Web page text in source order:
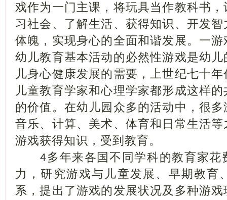
戏作为一门主课，将玩具当作教科书
习社会、了解生活、获得知识、开发
体魄，实现身心的全面和谐发展。一
幼儿教育基本活动的必然性游戏是幼
儿身心健康发展的需要，上世纪七十
儿童教育学家和心理学家都形成这样
的价值。在幼儿园众多的活动中，很
音乐、计算、美术、体育和日常生活
游戏获得知识，受到教育。
4多年来各国不同学科的教育家
力，研究游戏与儿童发展、早期教育
系，提出了游戏的发展状况及多种游